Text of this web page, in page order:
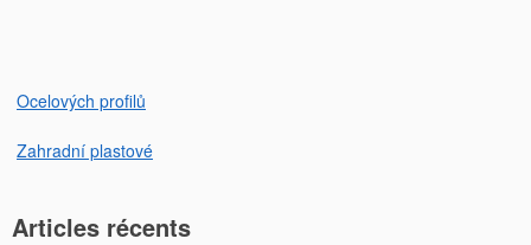
Ocelových profilů
Zahradní plastové
Articles récents